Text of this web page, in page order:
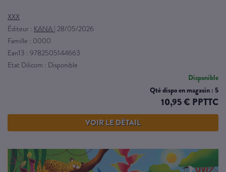
XXX
Éditeur : KANA | 28/05/2026
Famille : 0000
Ean13 : 9782505144663
Etat Dilicom : Disponible
Disponible
Qté dispo en magasin : 5
10,95 € PPTTC
VOIR LE DÉTAIL